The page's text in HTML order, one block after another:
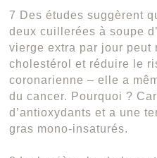
7 Des études suggèrent
deux cuillerées à soupe
vierge extra par jour peut
cholestérol et réduire le
coronarienne – elle a
du cancer. Pourquoi ?
d’antioxydants et a une
gras mono-insaturés.